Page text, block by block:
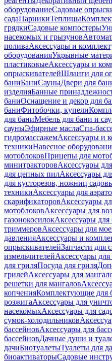
оборудованиеСадовые
садаПарникиТеплицы
грядкиСадовые компостеры
насекомых и грызунов
поливаАксессуары и
оборудованияУкрывные
пластиковыеАксессуары и
опрыскивателейШланги для
баниБаниСауныДвери для
изделияБанные
баниОснащение и декор для
баниФитобочки, купели
для баниМебель для бани и
сауныЭфирные маслаСпа-
гидромассажемАксессуары и
техникиНавесное
мотоблоковПрицепы для
минитракторовАксессуары
для цепных пилАксессуары
для кусторезов, ножниц
техникиАксессуары для
скарификаторовАксессуары
мотоблоковАксессуары для
газонокосилокАксессуары для
триммеровАксессуары для
давленияАксессуары и
опрыскивателейЗапчасти для
измельчителейАксессуары
для гриляПосуда для гриля
грилейАксессуары для
решетки для мангалов
копченияКомплектующие для
розжигаАксессуары для
насекомыхАксессуары для
сумок-холодильников
бассейновАксессуары для
бассейновДачные души и
дачиБиотуалетыТуалеты для
биоактиваторыСадовые